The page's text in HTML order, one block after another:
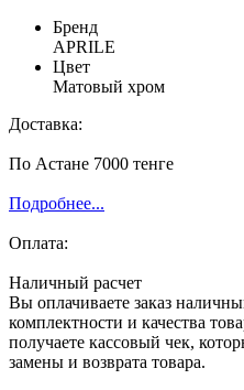
Бренд
APRILE
Цвет
Матовый хром
Доставка:
По Астане 7000 тенге
Подробнее...
Оплата:
Наличный расчет
Вы оплачиваете заказ
комплектности и качества
получаете кассовый чек,
замены и возврата товара.